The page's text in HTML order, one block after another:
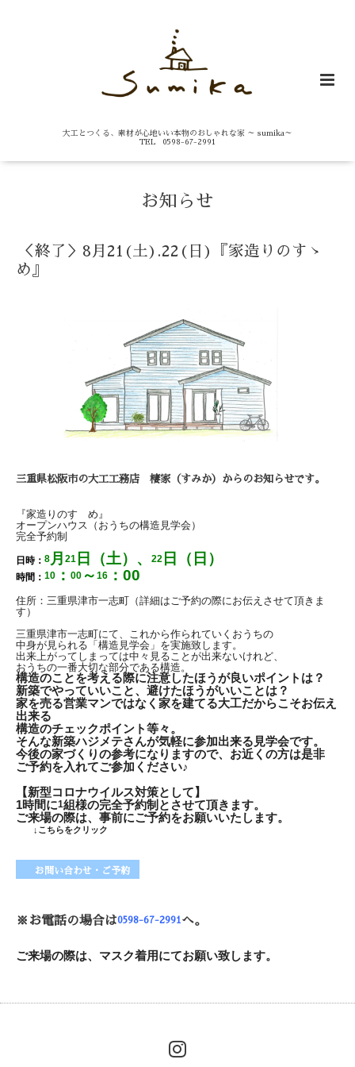
大工とつくる、素材が心地いい本物のおしゃれな家 ～ sumika～
TEL 0598-67-2991
お知らせ
＜終了＞8月21(土).22(日)『家造りのすゝ
め』
三重県松阪市の大工工務店 棲家（すみか）からのお知らせです。
『家造りのすゝめ』
オープンハウス（おうちの構造見学会）
完全予約制
日時： 8月 21 日（土）、 22 日（日）
時間： 10 ： 00 ～ 16 ： 00
住所：三重県津市一志町（詳細はご予約の際にお伝えさせて頂きま
す）
三重県津市一志町にて、これから作られていくおうちの
中身が見られる「構造見学会」を実施致します。
出来上がってしまっては中々見ることが出来ないけれど、
おうちの一番大切な部分である構造。
構造のことを考える際に注意したほうが良いポイントは？
新築でやっていいこと、避けたほうがいいことは？
家を売る営業マンではなく家を建てる大工だからこそお伝え
出来る
構造のチェックポイント等々。
そんな新築ハジメテさんが気軽に参加出来る見学会です。
今後の家づくりの参考になりますので、お近くの方は是非
ご予約を入れてご参加ください♪
【新型コロナウイルス対策として】
1時間に1組様の完全予約制とさせて頂きます。
ご来場の際は、事前にご予約をお願いいたします。
↓こちらをクリック
お問い合わせ・ご予約
※お電話の場合は0598-67-2991へ。
ご来場の際は、マスク着用にてお願い致します。